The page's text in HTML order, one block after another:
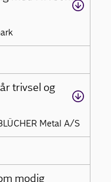
trivsel og
Metal A/S
modig